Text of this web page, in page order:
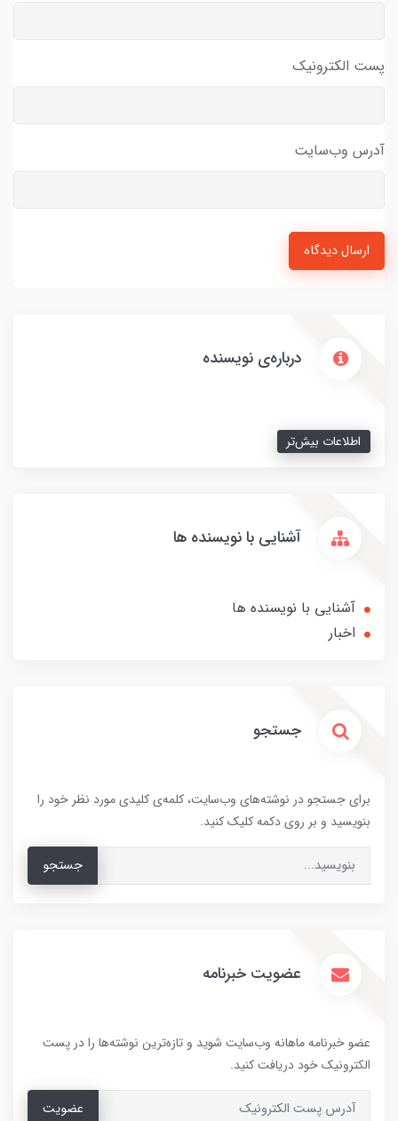
پست الکترونیک
آدرس وب‌سایت
ارسال دیدگاه
درباره‌ی نویسنده
اطلاعات بیش‌تر
آشنایی با نویسنده ها
آشنایی با نویسنده ها
اخبار
جستجو
برای جستجو در نوشته‌های وب‌سایت، کلمه‌ی کلیدی مورد نظر خود را
بنویسید و بر روی دکمه کلیک کنید.
جستجو
عضویت خبرنامه
عضو خبرنامه ماهانه وب‌سایت شوید و تازه‌ترین نوشته‌ها را در پست
الکترونیک خود دریافت کنید.
عضویت